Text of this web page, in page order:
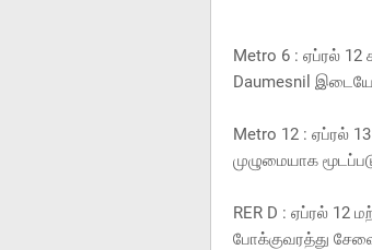
Metro 6 : ஏப்ரல் 12
Daumesnil இடையே
Metro 12 : ஏப்ரல்
முழுமையாக
RER D : ஏப்ரல் 12
போக்குவரத்து